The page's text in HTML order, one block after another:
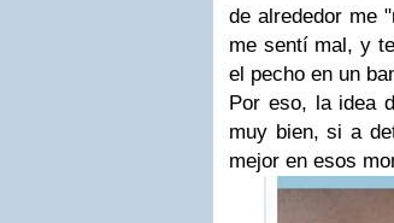
de alrededor me
me sentí mal, y
el pecho en un
Por eso, la idea
muy bien, si a
mejor en esos